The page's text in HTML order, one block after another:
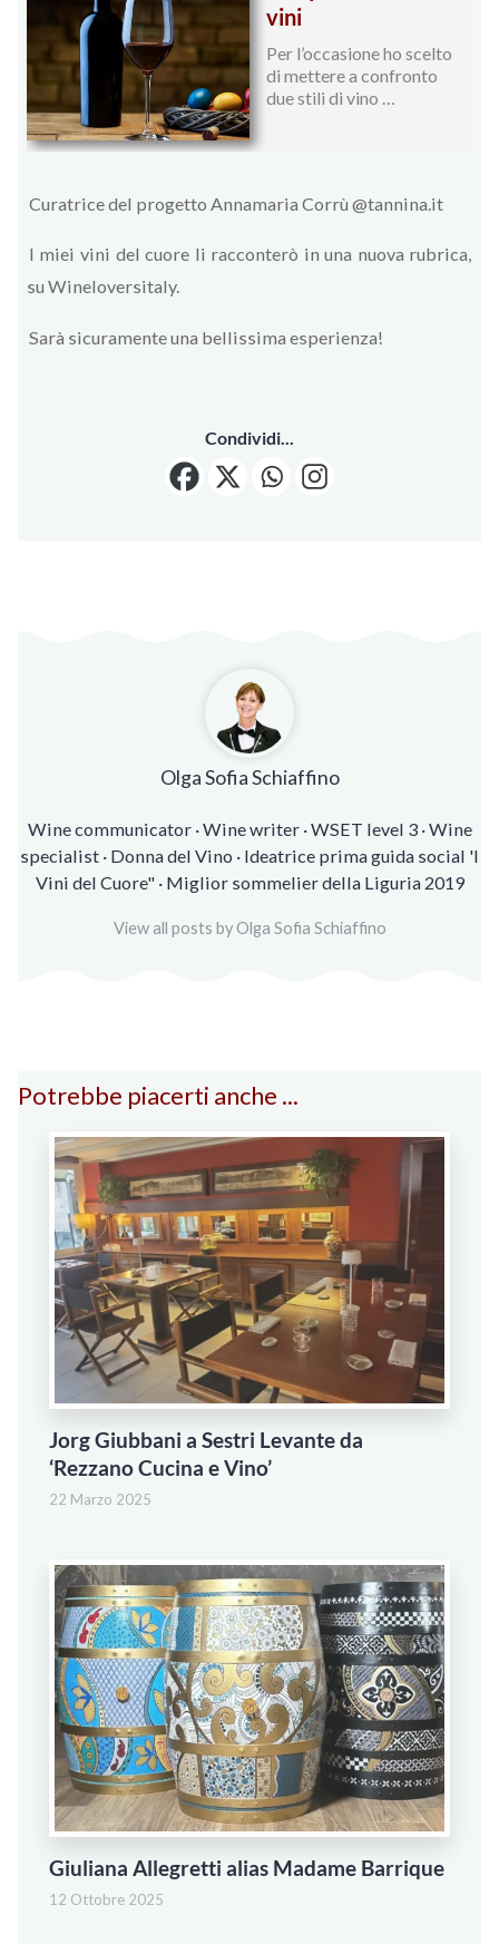
vini
Per l’occasione ho scelto
di mettere a confronto
due stili di vino …
Curatrice del progetto Annamaria Corrù @tannina.it
I miei vini del cuore li racconterò in una nuova rubrica,
su Wineloversitaly.
Sarà sicuramente una bellissima esperienza!
Condividi...
Olga Sofia Schiaffino
Wine communicator · Wine writer · WSET level 3 · Wine
specialist · Donna del Vino · Ideatrice prima guida social 'I
Vini del Cuore" · Miglior sommelier della Liguria 2019
View all posts by Olga Sofia Schiaffino
Potrebbe piacerti anche ...
Jorg Giubbani a Sestri Levante da
‘Rezzano Cucina e Vino’
22 Marzo 2025
Giuliana Allegretti alias Madame Barrique
12 Ottobre 2025